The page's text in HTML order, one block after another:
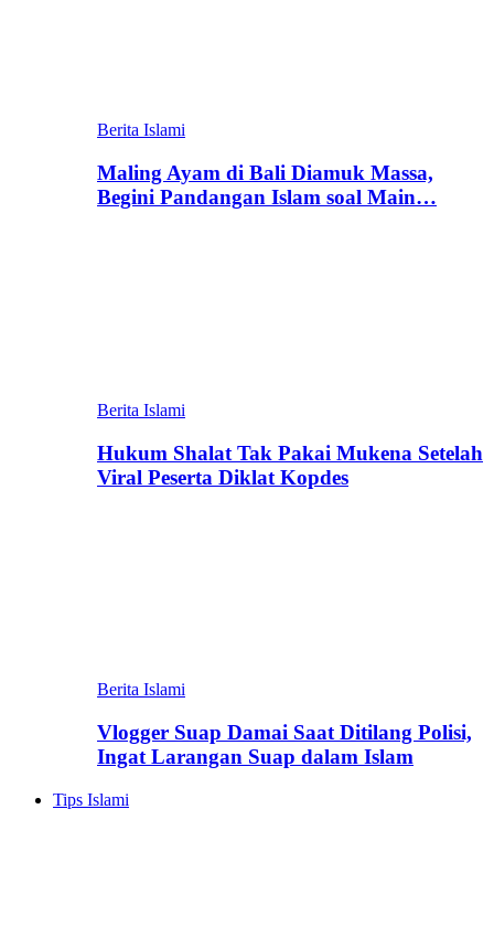
Berita Islami
Maling Ayam di Bali Diamuk Massa,
Begini Pandangan Islam soal Main…
Berita Islami
Hukum Shalat Tak Pakai Mukena Setelah
Viral Peserta Diklat Kopdes
Berita Islami
Vlogger Suap Damai Saat Ditilang Polisi,
Ingat Larangan Suap dalam Islam
Tips Islami